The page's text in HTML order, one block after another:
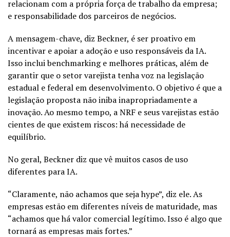
relacionam com a própria força de trabalho da empresa;
e responsabilidade dos parceiros de negócios.
A mensagem-chave, diz Beckner, é ser proativo em
incentivar e apoiar a adoção e uso responsáveis da IA.
Isso inclui benchmarking e melhores práticas, além de
garantir que o setor varejista tenha voz na legislação
estadual e federal em desenvolvimento. O objetivo é que a
legislação proposta não iniba inapropriadamente a
inovação. Ao mesmo tempo, a NRF e seus varejistas estão
cientes de que existem riscos: há necessidade de
equilíbrio.
No geral, Beckner diz que vê muitos casos de uso
diferentes para IA.
“Claramente, não achamos que seja hype”, diz ele. As
empresas estão em diferentes níveis de maturidade, mas
“achamos que há valor comercial legítimo. Isso é algo que
tornará as empresas mais fortes.”